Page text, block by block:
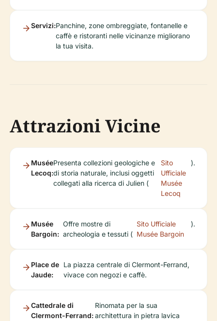
Servizi:Panchine, zone ombreggiate, fontanelle e
caffè e ristoranti nelle vicinanze migliorano
la tua visita.
Attrazioni Vicine
Musée
Lecoq:
Presenta collezioni geologiche e
di storia naturale, inclusi oggetti
collegati alla ricerca di Julien (
Sito
Ufficiale
Musée
Lecoq
).
Musée
Bargoin:
Offre mostre di
archeologia e tessuti (
Sito Ufficiale
Musée Bargoin
).
Place de
Jaude:
La piazza centrale di Clermont-Ferrand,
vivace con negozi e caffè.
Cattedrale di
Clermont-Ferrand:
Rinomata per la sua
architettura in pietra lavica